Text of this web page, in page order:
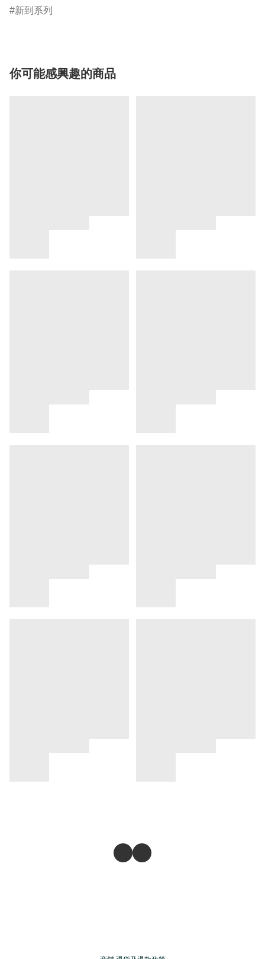
新到系列
你可能感興趣的商品